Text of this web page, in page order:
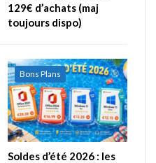
129€ d’achats (maj
toujours dispo)
Bons Plans
Soldes d’été 2026 : les